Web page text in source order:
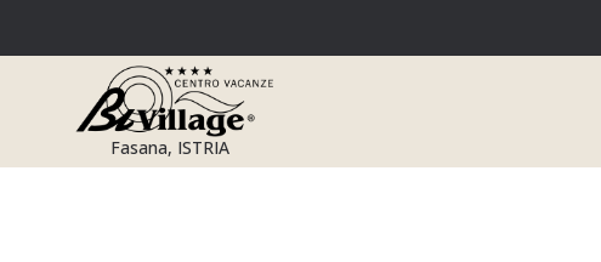
al
contenuto
Fasana, ISTRIA